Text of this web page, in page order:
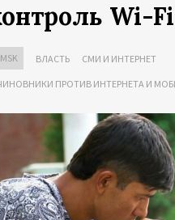
Wi-Fi
ВЛАСТЬ СМИ И ИНТЕРНЕТ
ПРОТИВ ИНТЕРНЕТА И